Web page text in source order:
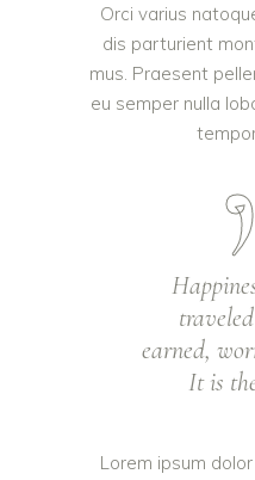
Orci varius
dis parturient
mus. Praesent
eu semper nulla
earned,
It is
Lorem ipsum